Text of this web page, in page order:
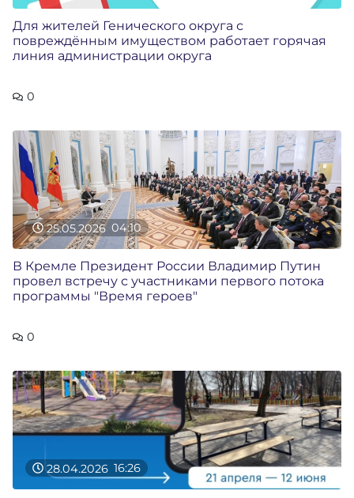
Для жителей Генического округа с
повреждённым имуществом работает горячая
линия администрации округа
0
25.05.2026 04:10
В Кремле Президент России Владимир Путин
провел встречу с участниками первого потока
программы "Время героев"
0
28.04.2026 16:26